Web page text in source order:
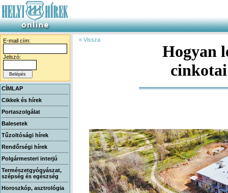
E-mail cím:
Jelszó:
CÍMLAP
Cikkek és hírek
Portaszolgálat
Balesetek
Tűzoltósági hírek
Rendőrségi hírek
Polgármesteri interjú
Természetgyógyászat,
szépség és egészség
Horoszkóp, asztrológia
« Vissza
Hogyan